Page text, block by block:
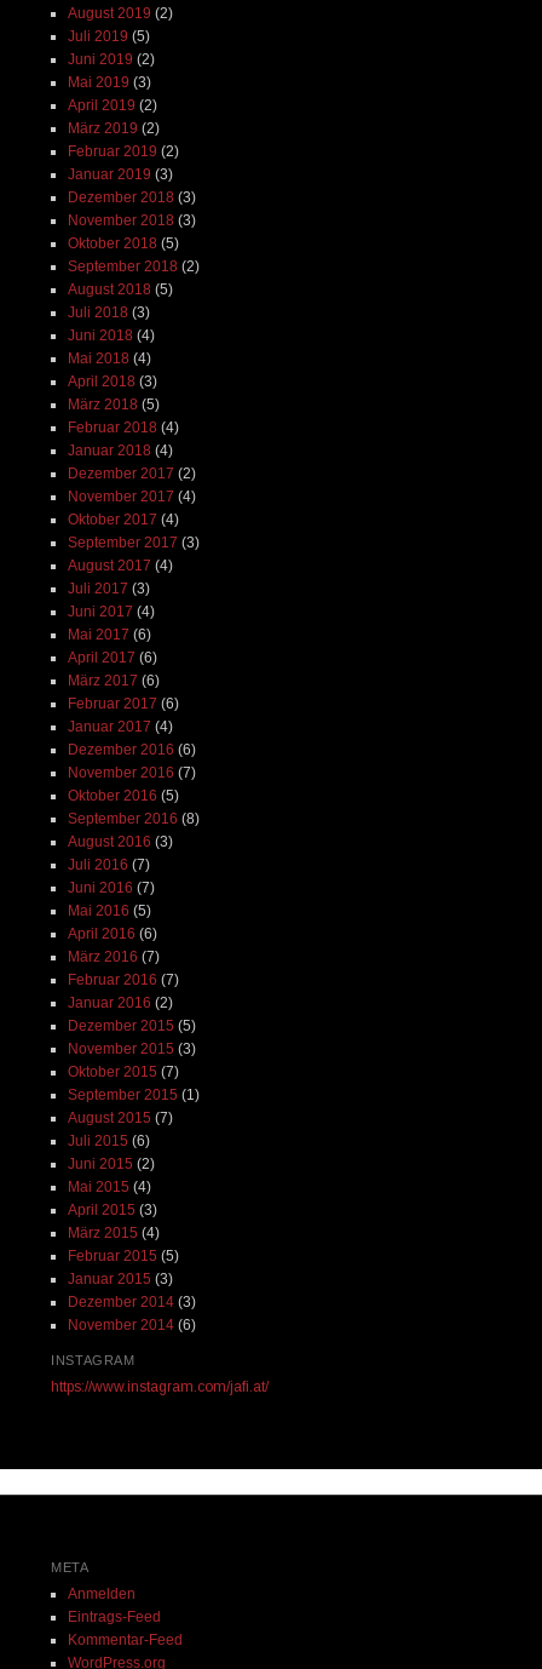
August 2019 (2)
Juli 2019 (5)
Juni 2019 (2)
Mai 2019 (3)
April 2019 (2)
März 2019 (2)
Februar 2019 (2)
Januar 2019 (3)
Dezember 2018 (3)
November 2018 (3)
Oktober 2018 (5)
September 2018 (2)
August 2018 (5)
Juli 2018 (3)
Juni 2018 (4)
Mai 2018 (4)
April 2018 (3)
März 2018 (5)
Februar 2018 (4)
Januar 2018 (4)
Dezember 2017 (2)
November 2017 (4)
Oktober 2017 (4)
September 2017 (3)
August 2017 (4)
Juli 2017 (3)
Juni 2017 (4)
Mai 2017 (6)
April 2017 (6)
März 2017 (6)
Februar 2017 (6)
Januar 2017 (4)
Dezember 2016 (6)
November 2016 (7)
Oktober 2016 (5)
September 2016 (8)
August 2016 (3)
Juli 2016 (7)
Juni 2016 (7)
Mai 2016 (5)
April 2016 (6)
März 2016 (7)
Februar 2016 (7)
Januar 2016 (2)
Dezember 2015 (5)
November 2015 (3)
Oktober 2015 (7)
September 2015 (1)
August 2015 (7)
Juli 2015 (6)
Juni 2015 (2)
Mai 2015 (4)
April 2015 (3)
März 2015 (4)
Februar 2015 (5)
Januar 2015 (3)
Dezember 2014(3)
November 2014(6)
INSTAGRAM
https://www.instagram.com/jafi.at/
META
Anmelden
Eintrags-Feed
Kommentar-Feed
WordPress.org